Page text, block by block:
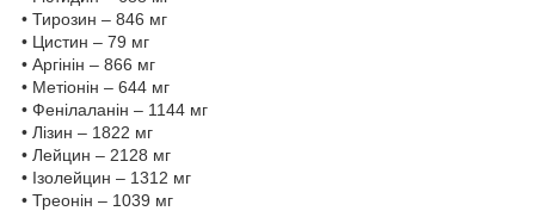
• Тирозин – 846 мг
• Цистин – 79 мг
• Аргінін – 866 мг
• Метіонін – 644 мг
• Фенілаланін – 1144 мг
• Лізин – 1822 мг
• Лейцин – 2128 мг
• Ізолейцин – 1312 мг
• Треонін – 1039 мг